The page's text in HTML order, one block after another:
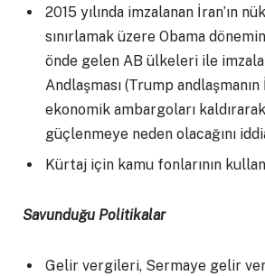
2015 yılında imzalanan İran’ın
sınırlamak üzere Obama
önde gelen AB ülkeleri ile
Andlaşması (Trump
ekonomik ambargoları
güçlenmeye neden olacağını
Kürtaj için kamu fonlarının
Savunduğu Politikalar
Gelir vergileri, Sermaye gelir